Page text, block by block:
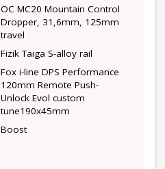
OC MC20 Mountain Control
Dropper, 31,6mm, 125mm
travel
Fizik Taiga S-alloy rail
Fox i-line DPS Performance
120mm Remote Push-
Unlock Evol custom
tune190x45mm
Boost